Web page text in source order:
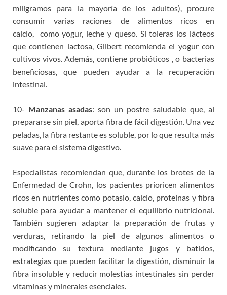
miligramos para la mayoría de los adultos), procure
consumir varias raciones de alimentos ricos en
calcio, como yogur, leche y queso. Si toleras los lácteos
que contienen lactosa, Gilbert recomienda el yogur con
cultivos vivos. Además, contiene probióticos , o bacterias
beneficiosas, que pueden ayudar a la recuperación
intestinal.
10- Manzanas asadas: son un postre saludable que, al
prepararse sin piel, aporta fibra de fácil digestión. Una vez
peladas, la fibra restante es soluble, por lo que resulta más
suave para el sistema digestivo.
Especialistas recomiendan que, durante los brotes de la
Enfermedad de Crohn, los pacientes prioricen alimentos
ricos en nutrientes como potasio, calcio, proteínas y fibra
soluble para ayudar a mantener el equilibrio nutricional.
También sugieren adaptar la preparación de frutas y
verduras, retirando la piel de algunos alimentos o
modificando su textura mediante jugos y batidos,
estrategias que pueden facilitar la digestión, disminuir la
fibra insoluble y reducir molestias intestinales sin perder
vitaminas y minerales esenciales.